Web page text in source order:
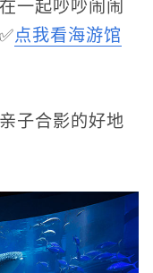
点我看海游馆
子合影的好地